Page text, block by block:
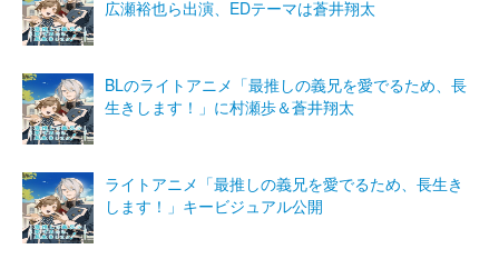
広瀬裕也ら出演、EDテーマは蒼井翔太
BLのライトアニメ「最推しの義兄を愛でるため、長
生きします！」に村瀬歩＆蒼井翔太
ライトアニメ「最推しの義兄を愛でるため、長生き
します！」キービジュアル公開